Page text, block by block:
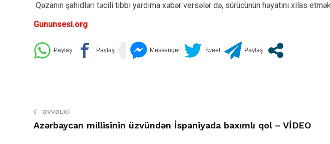
Qəzanın şahidləri təcili tibbi yardıma xəbər versələr də, sürücünün həyatını xilas
Gununsesi.org
ƏVVƏLKI
Azərbaycan millisinin üzvündən İspaniyada baxımlı qol – VİDEO